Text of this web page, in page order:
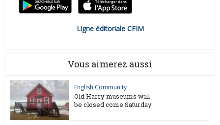
Ligne éditoriale CFIM
Vous aimerez aussi
English Community
Old Harry museums will
be closed come Saturday